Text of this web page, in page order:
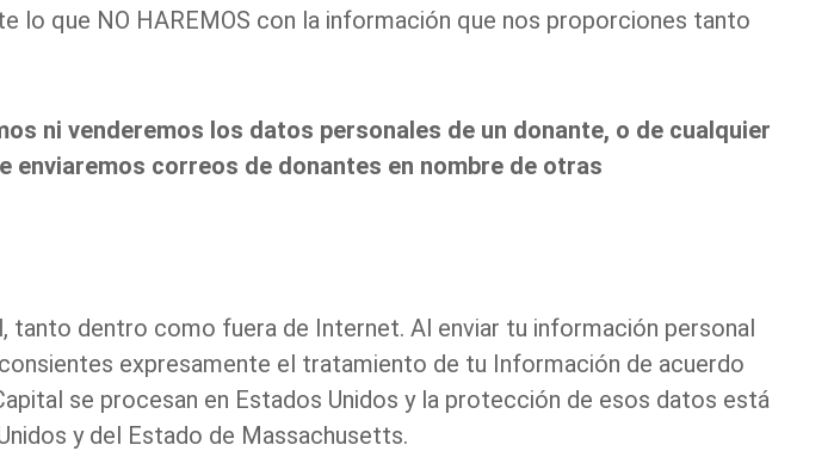
lo que NO HAREMOS con la información que nos proporciones tanto
ni venderemos los datos personales de un donante, o de cualquier
enviaremos correos de donantes en nombre de otras
tanto dentro como fuera de Internet. Al enviar tu información personal
expresamente el tratamiento de tu Información de acuerdo
se procesan en Estados Unidos y la protección de esos datos está
y del Estado de Massachusetts.